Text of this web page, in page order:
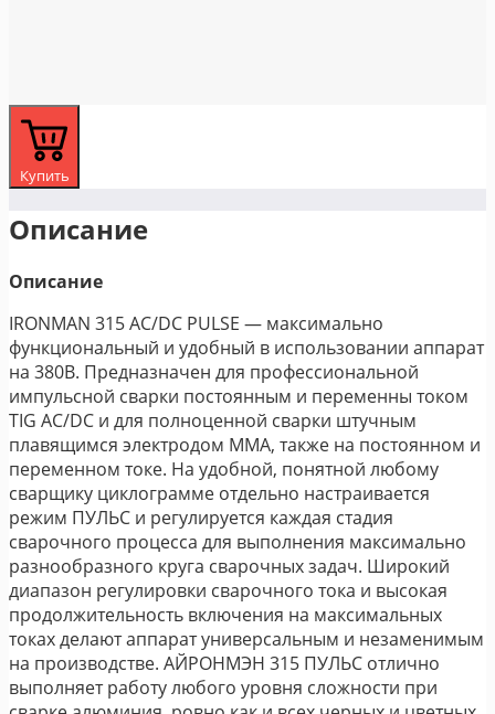
Купить
Описание
Описание
IRONMAN 315 AC/DC PULSE — максимально
функциональный и удобный в использовании аппарат
на 380В. Предназначен для профессиональной
импульсной сварки постоянным и переменны током
TIG AC/DC и для полноценной сварки штучным
плавящимся электродом MMA, также на постоянном и
переменном токе. На удобной, понятной любому
сварщику циклограмме отдельно настраивается
режим ПУЛЬС и регулируется каждая стадия
сварочного процесса для выполнения максимально
разнообразного круга сварочных задач. Широкий
диапазон регулировки сварочного тока и высокая
продолжительность включения на максимальных
токах делают аппарат универсальным и незаменимым
на производстве. АЙРОНМЭН 315 ПУЛЬС отлично
выполняет работу любого уровня сложности при